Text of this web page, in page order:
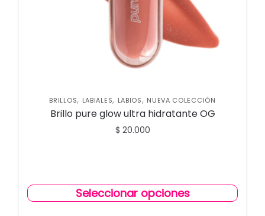
BRILLOS, LABIALES, LABIOS, NUEVA COLECCIÓN
Brillo pure glow ultra hidratante OG
$ 20.000
Seleccionar opciones